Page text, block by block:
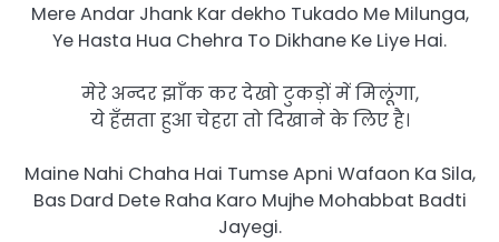
Mere Andar Jhank Kar dekho Tukado Me Milunga,
Ye Hasta Hua Chehra To Dikhane Ke Liye Hai.
मेरे अन्दर झाँक कर देखो टुकड़ों में मिलूंगा,
ये हँसता हुआ चेहरा तो दिखाने के लिए है।
Maine Nahi Chaha Hai Tumse Apni Wafaon Ka Sila,
Bas Dard Dete Raha Karo Mujhe Mohabbat Badti
Jayegi.